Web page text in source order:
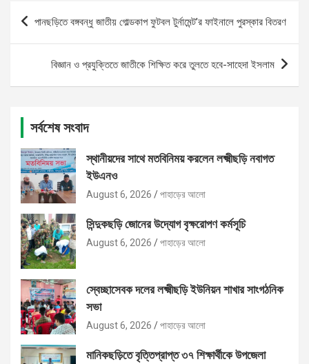
Post
navigation
পানছড়িতে বঙ্গবন্ধু জাতীয় গোল্ডকাপ ফুটবল টুর্নামেন্ট’র ফাইনালে পুরস্কার বিতরণ
বিজ্ঞান ও প্রযুক্তিতে জাতীকে শিক্ষিত করে তুলতে হবে-সাহেদা ইসলাম
সর্বশেষ সংবাদ
স্থানীয়দের সাথে মতবিনিময় করলেন লক্ষ্মীছড়ি নবাগত
ইউএনও
August 6, 2026 পাহাড়ের আলো
সিন্দুকছড়ি জোনের উদ্যোগ বৃক্ষরোপণ কর্মসূচি
August 6, 2026 পাহাড়ের আলো
স্বেচ্ছাসেবক দলের লক্ষ্মীছড়ি ইউনিয়ন শাখার সাংগঠনিক
সভা
August 6, 2026 পাহাড়ের আলো
মানিকছড়িতে বৃত্তিপ্রাপ্ত ৩৭ শিক্ষার্থীকে উপজেলা